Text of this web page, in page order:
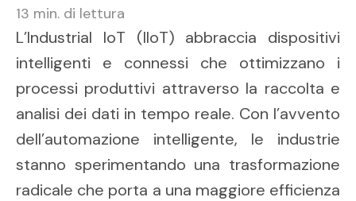
13 min. di lettura
L’Industrial IoT (IIoT) abbraccia dispositivi
intelligenti e connessi che ottimizzano i
processi produttivi attraverso la raccolta e
analisi dei dati in tempo reale. Con l’avvento
dell’automazione intelligente, le industrie
stanno sperimentando una trasformazione
radicale che porta a una maggiore efficienza